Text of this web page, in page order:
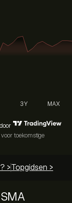
3Y MAX
toekomstige
>Topgidsen >